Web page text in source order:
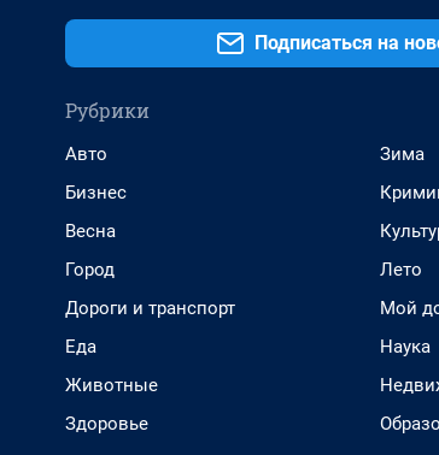
Подписаться на
Рубрики
Авто
Бизнес
Весна
Город
Дороги и транспорт
Еда
Животные
Здоровье
Зима
Лето
Мой
Наука